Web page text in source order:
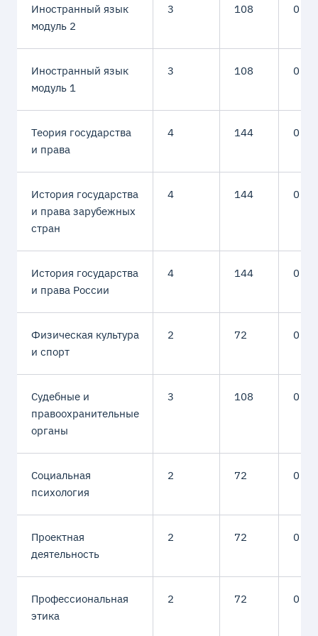
Иностранный язык
модуль 2
3 108 0
Иностранный язык
модуль 1
3 108 0
Теория государства
и права
4 144 0
История государства
и права зарубежных
стран
4 144 0
История государства
и права России
4 144 0
Физическая культура
и спорт
2 72 0
Судебные и
правоохранительные
органы
3 108 0
Социальная
психология
2 72 0
Проектная
деятельность
2 72 0
Профессиональная
этика
2 72 0